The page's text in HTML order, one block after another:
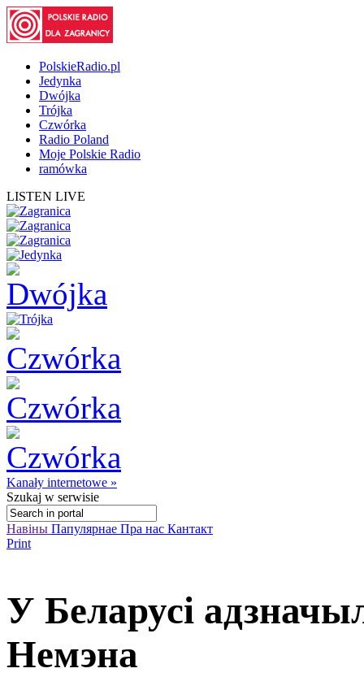
PolskieRadio.pl
Jedynka
Dwójka
Trójka
Czwórka
Radio Poland
Moje Polskie Radio
ramówka
LISTEN LIVE
Kanały internetowe »
Szukaj w serwisie
Навіны Папулярнае Пра нас Кантакт
Print
У Беларусі
Немэна